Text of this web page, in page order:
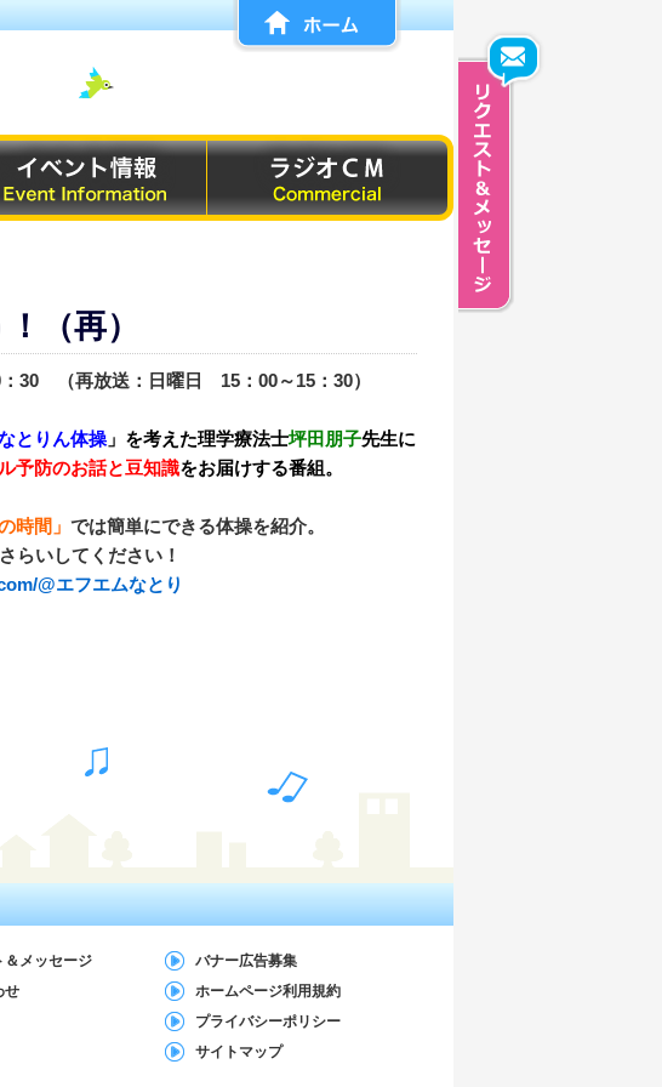
（再）
30 （再放送：日曜日 15：00～15：30）
とりん体操 」を考えた理学療法士坪田朋子先生に
予防のお話と豆知識をお届けする番組。
時間」 では簡単にできる体操を紹介。
らいしてください！
@エフエムなとり
＆メッセージ
せ
バナー広告募集
ホームページ利用規約
プライバシーポリシー
サイトマップ